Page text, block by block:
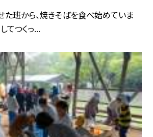
た班から、焼きそばを食べ始めていま
てつくっ...